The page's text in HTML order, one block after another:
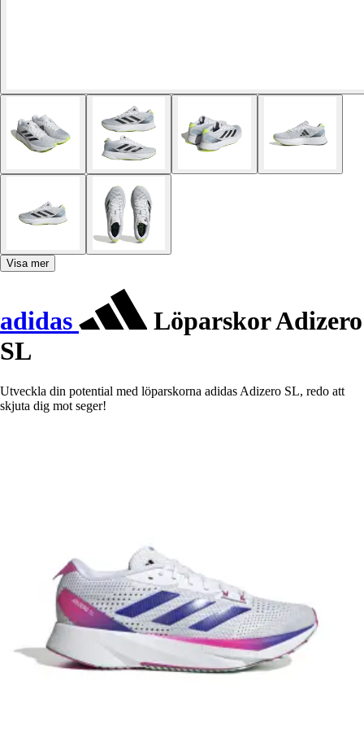
Visa mer
adidas
Löparskor Adizero
SL
Utveckla din potential med löparskorna adidas Adizero SL, redo att
skjuta dig mot seger!